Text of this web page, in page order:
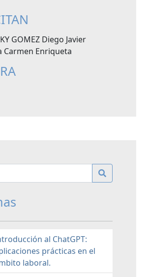
GOMEZ Diego Javier
Carmen Enriqueta
al ChatGPT:
prácticas en el
laboral.